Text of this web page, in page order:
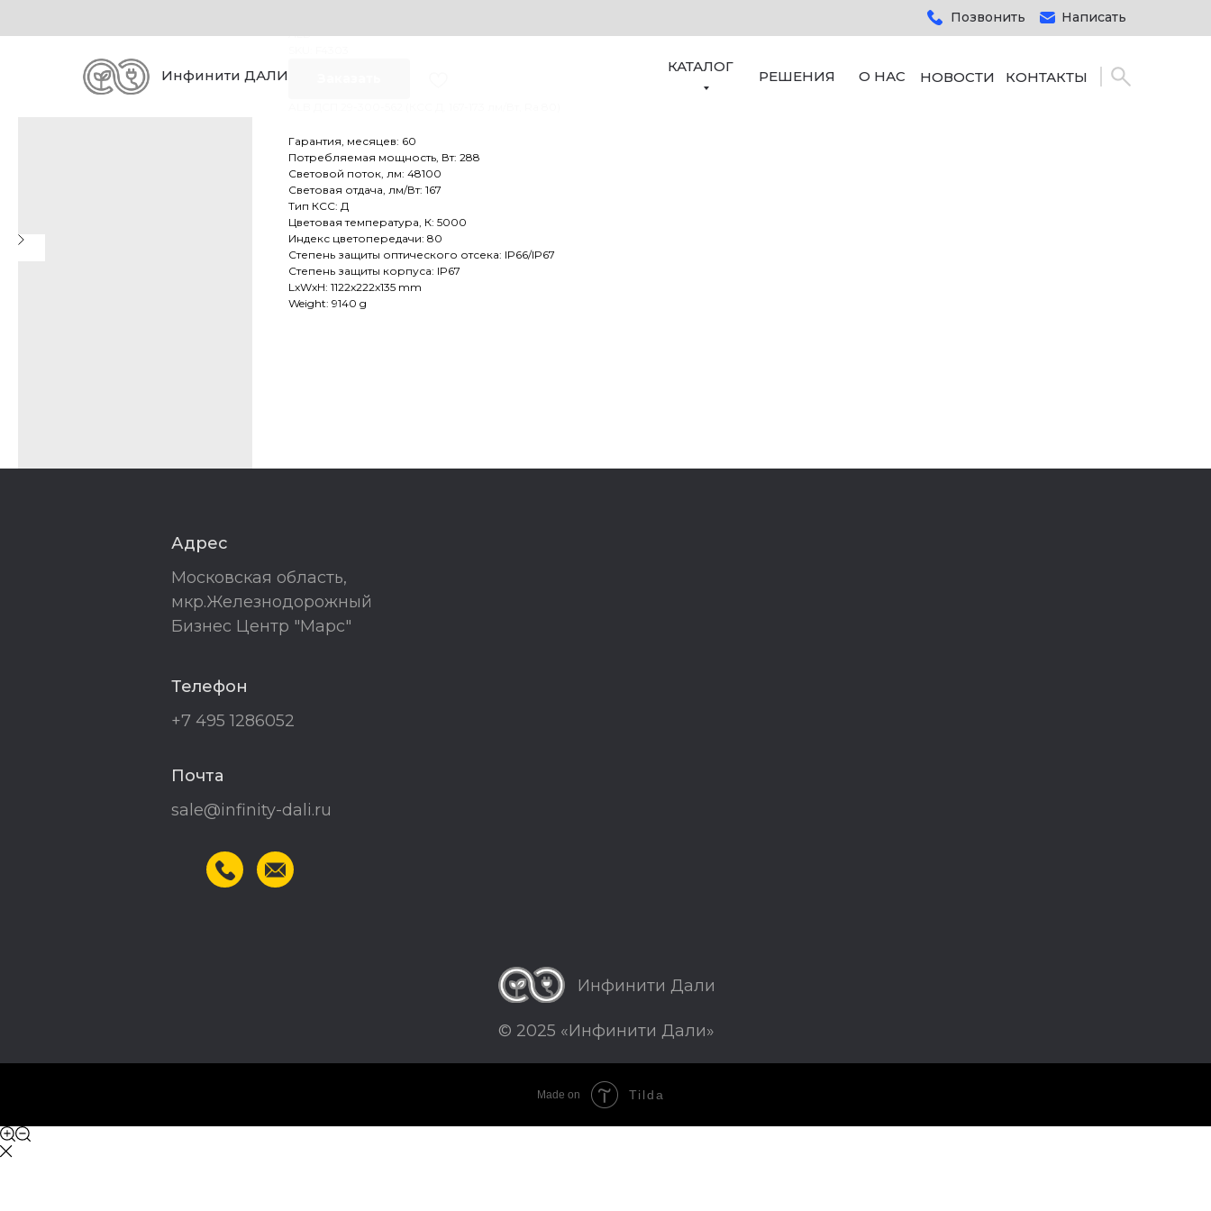
Позвонить
Инфинити ДАЛИ
Написать
КАТАЛОГ
РЕШЕНИЯ О НАС НОВОСТИ КОНТАКТЫ
ALB
Гарантия, месяцев: 60
Потребляемая мощность, Вт: 288
Световой поток, лм: 48100
Световая отдача, лм/Вт: 167
Тип КСС: Д
Цветовая температура, К: 5000
Индекс цветопередачи: 80
Степень защиты оптического отсека: IP66/IP67
Степень защиты корпуса: IP67
LxWxH: 1122x222x135 mm
Weight: 9140 g
© 2025 «Инфинити Дали»
Адрес
Московская область,
мкр.Железнодорожный
Бизнес Центр "Марс"
Телефон
+7 495 1286052
Почта
sale@infinity-dali.ru
Инфинити Дали
Made on Tilda